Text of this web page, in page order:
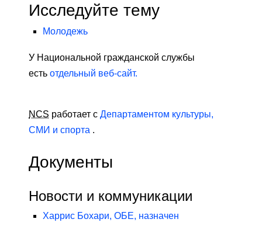
Исследуйте тему
Молодежь
У Национальной гражданской службы
есть отдельный веб-сайт.
NCS работает с Департаментом культуры,
СМИ и спорта .
Документы
Новости и коммуникации
Харрис Бохари, ОБЕ, назначен